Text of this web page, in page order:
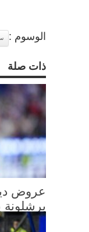
الوسوم :
ذات صلة
عروض
برشلونة